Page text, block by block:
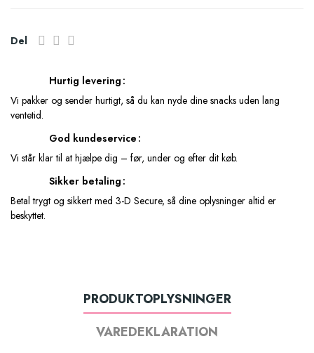
Del
Hurtig levering
Vi pakker og sender hurtigt, så du kan nyde dine snacks uden lang
ventetid.
God kundeservice
Vi står klar til at hjælpe dig – før, under og efter dit køb.
Sikker betaling
Betal trygt og sikkert med 3-D Secure, så dine oplysninger altid er
beskyttet.
PRODUKTOPLYSNINGER
VAREDEKLARATION